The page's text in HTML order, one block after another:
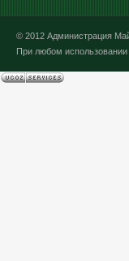
© 2012 Администрация
При любом